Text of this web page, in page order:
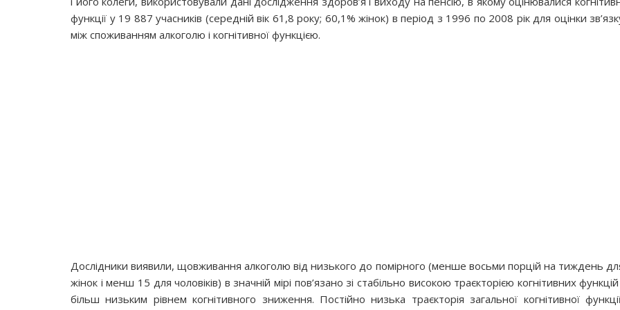
функції у 19 887 учасників (середній вік 61,8 року; 60,1% жінок) в період з 1996 по 2008 рік для оцінки
між споживанням алкоголю і когнітивної функцією.
Дослідники виявили, щовживання алкоголю від низького до помірного (менше восьми порцій на тиждень
жінок і менш 15 для чоловіків) в значній мірі пов’язано зі стабільно високою траєкторією когнітивних функцій
більш низьким рівнем когнітивного зниження. Постійно низька траєкторія загальної когнітивної